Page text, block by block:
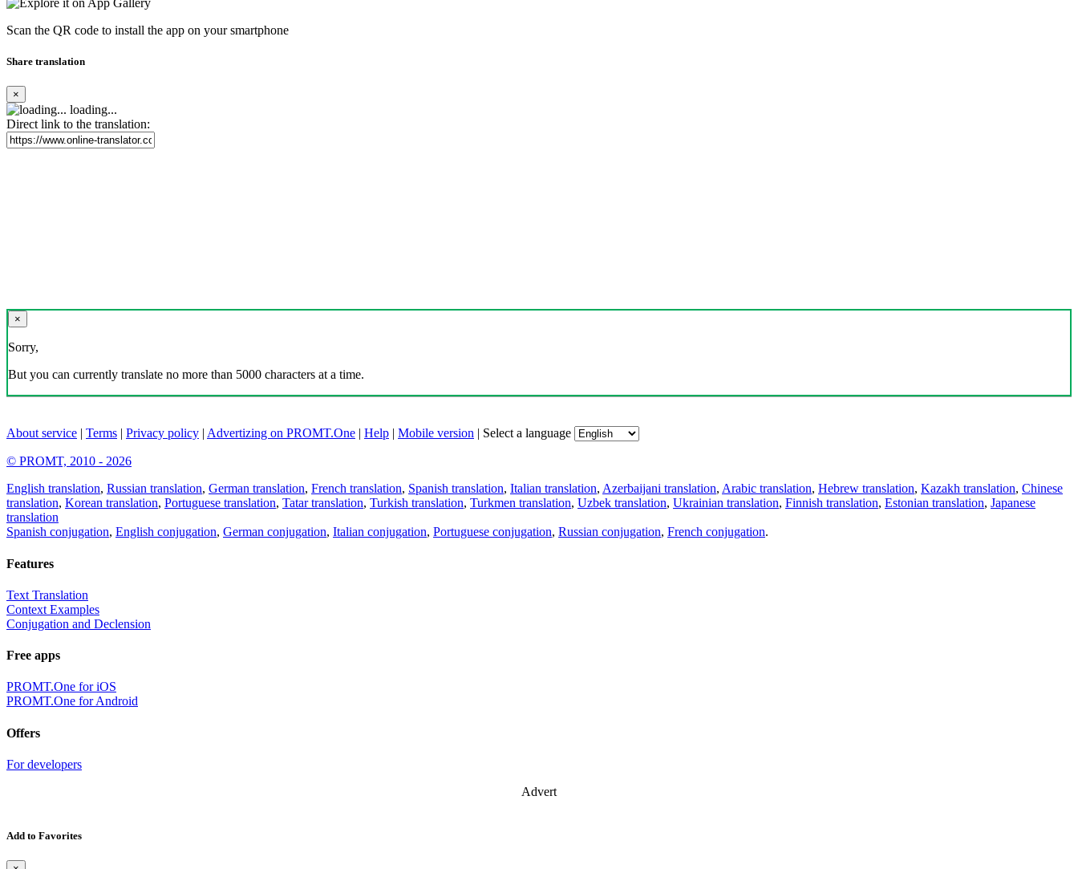
Scan the QR code to install the app on your smartphone
Share translation
×
loading...
Direct link to the translation:
×
Sorry,
But you can currently translate no more than 5000 characters at a time.
About service | Terms | Privacy policy | Advertizing on PROMT.One | Help | Mobile version | Select a language
© PROMT, 2010 - 2026
English translation, Russian translation, German translation, French translation, Spanish translation, Italian translation, Azerbaijani translation, Arabic translation, Hebrew translation, Kazakh translation, Chinese
translation, Korean translation, Portuguese translation, Tatar translation, Turkish translation, Turkmen translation, Uzbek translation, Ukrainian translation, Finnish translation, Estonian translation, Japanese
translation
Spanish conjugation, English conjugation, German conjugation, Italian conjugation, Portuguese conjugation, Russian conjugation, French conjugation.
Features
Text Translation
Context Examples
Conjugation and Declension
Free apps
PROMT.One for iOS
PROMT.One for Android
Offers
For developers
Advert
Add to Favorites